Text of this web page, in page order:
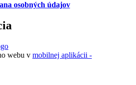
osobných údajov
webu v mobilnej aplikácii -